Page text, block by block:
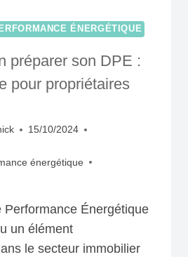
ÉNERGÉTIQUE
préparer son DPE :
pour propriétaires
15/10/2024
énergétique
Performance Énergétique
un élément
le secteur immobilier